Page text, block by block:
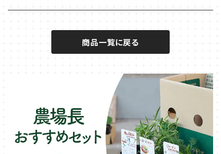
キュウリのコンパニオン
イチゴをおいしく育てたい
タイム・ハーブ苗
マロウ・ハーブ苗
ヒソップ・ハーブ苗
樹脂製 / プラ製プランター
ファイバー製プランター
オーニング
シェード
商品一覧に戻る